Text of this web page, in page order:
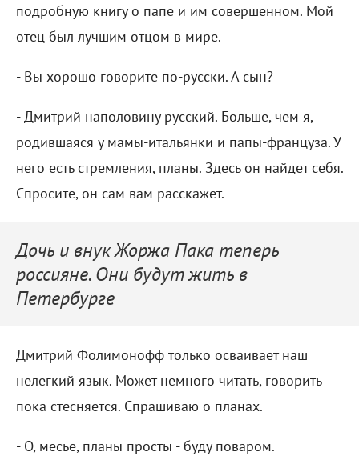
подробную книгу о папе и им совершенном. Мой
отец был лучшим отцом в мире.
- Вы хорошо говорите по-русски. А сын?
- Дмитрий наполовину русский. Больше, чем я,
родившаяся у мамы-итальянки и папы-француза. У
него есть стремления, планы. Здесь он найдет себя.
Спросите, он сам вам расскажет.
Дочь и внук Жоржа Пака теперь
россияне. Они будут жить в
Петербурге
Дмитрий Фолимонофф только осваивает наш
нелегкий язык. Может немного читать, говорить
пока стесняется. Спрашиваю о планах.
- О, месье, планы просты - буду поваром.